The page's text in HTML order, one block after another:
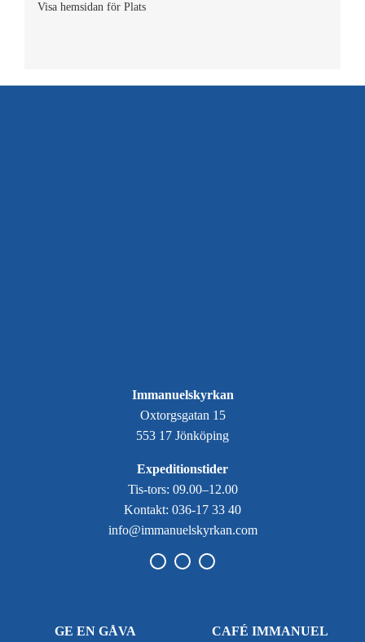
Visa hemsidan för Plats
Immanuelskyrkan
Oxtorgsgatan 15
553 17 Jönköping
Expeditionstider
Tis-tors: 09.00–12.00
Kontakt: 036-17 33 40
info@immanuelskyrkan.com
GE EN GÅVA CAFÉ IMMANUEL